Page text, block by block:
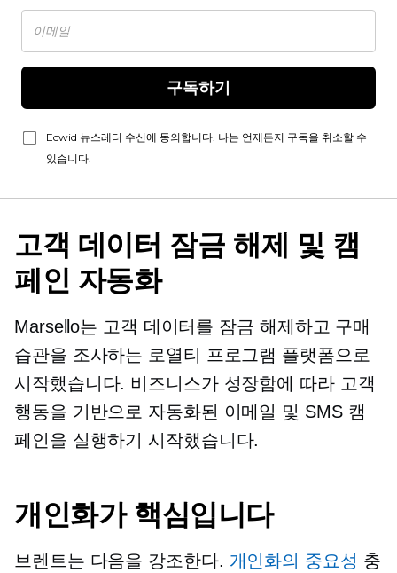
구독하기
Ecwid 뉴스레터 수신에 동의합니다. 나는 언제든지 구독을 취소할 수
있습니다.
고객 데이터 잠금 해제 및 캠
페인 자동화
Marsello는 고객 데이터를 잠금 해제하고 구매
습관을 조사하는 로열티 프로그램 플랫폼으로
시작했습니다. 비즈니스가 성장함에 따라 고객
행동을 기반으로 자동화된 이메일 및 SMS 캠
페인을 실행하기 시작했습니다.
개인화가 핵심입니다
브렌트는 다음을 강조한다. 개인화의 중요성 충